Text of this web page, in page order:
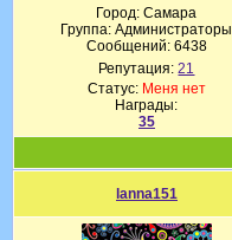
Город: Самара
Группа: Администраторы
Сообщений: 6438
Репутация:21
Статус: Меня нет
Награды:
35
lanna151